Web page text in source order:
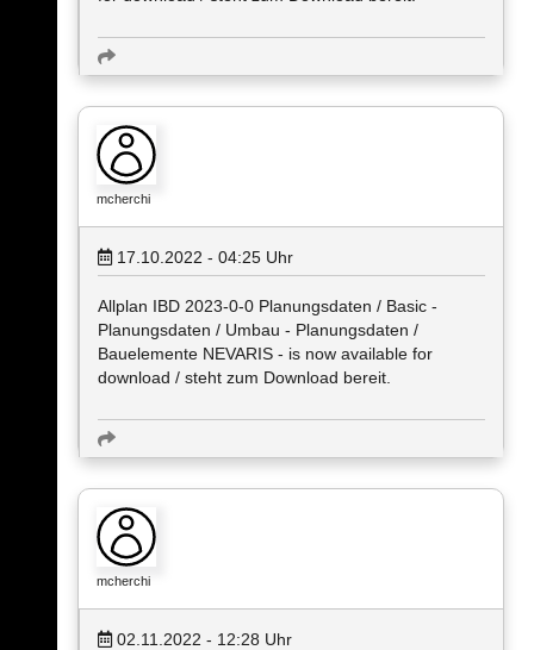
mcherchi
17.10.2022 - 04:25 Uhr
Allplan IBD 2023-0-0 Planungsdaten / Basic -
Planungsdaten / Umbau - Planungsdaten /
Bauelemente NEVARIS - is now available for
download / steht zum Download bereit.
mcherchi
02.11.2022 - 12:28 Uhr